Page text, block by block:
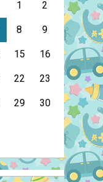
1 2
8 9
15 16
22 23
29 30